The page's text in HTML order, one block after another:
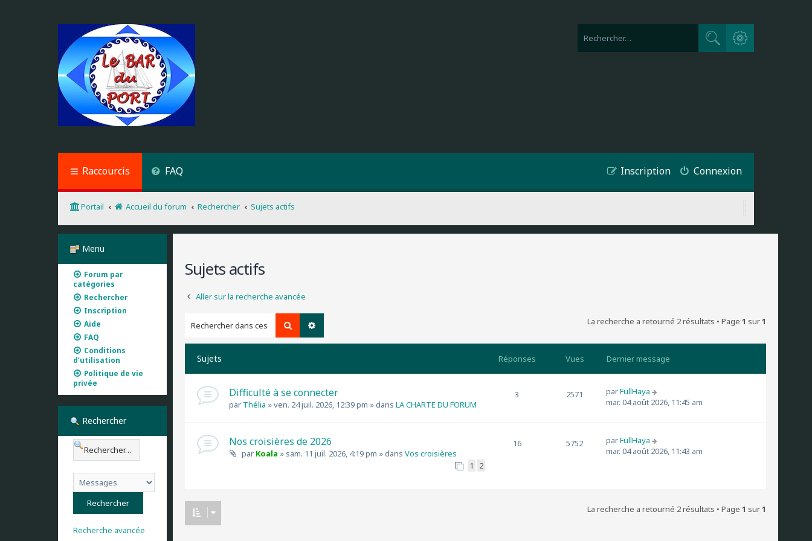
Rechercher
Recherche avancée
Raccourcis FAQ Connexion
Inscription
Portail Accueil du forum Rechercher Sujets actifs
Sujets actifs
Aller sur la recherche avancée
Rechercher La recherche a retourné 2 résultats • Page 1 sur1
Sujets Réponses Vues Dernier message
Difficulté à se connecter
par Thélia »ven. 24 juil. 2026, 12:39 pm » dans LA CHARTE DU FORUM
3 2571 parFullHaya
mar. 04 août 2026, 11:45 am
Nos croisières de 2026
par Koala » sam. 11 juil. 2026, 4:19 pm » dans Vos croisières
1
2
16 5752 parFullHaya
mar. 04 août 2026, 11:43 am
La recherche a retourné 2 résultats • Page 1 sur1
Menu
Forum par
catégories
Rechercher
Inscription
Aide
FAQ
Conditions
d’utilisation
Politique de vie
privée
Rechercher
Recherche avancée